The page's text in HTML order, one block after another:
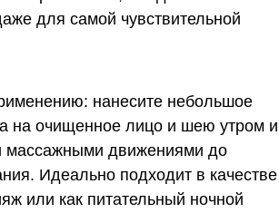
для самой чувствительной
нанесите небольшое
на очищенное лицо и шею утром и
массажными движениями до
Идеально подходит в качестве
или как питательный ночной